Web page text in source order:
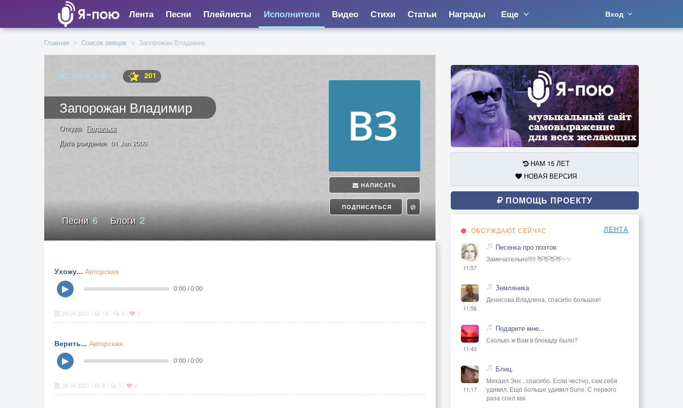
Лента Песни Плейлисты Исполнители Видео Стихи Статьи Награды Еще Вход
Главная Список певцов Запорожан Владимир
ИСПОЛНИТЕЛЬ 201
Запорожан Владимир
НАПИСАТЬ
ПОДПИСАТЬСЯ
Откуда Подольск
Дата рождения 01 Jan 2000
Песни6 Блоги 2
Ухожу... Авторская
▶
0:00 / 0:00
29.04.2021 13 0 0
Верить... Авторская
▶
0:00 / 0:00
29.04.2021 8 0 0
НАМ 15 ЛЕТ
НОВАЯ ВЕРСИЯ
ПОМОЩЬ ПРОЕКТУ
ОБСУЖДАЮТ СЕЙЧАС ЛЕНТА
11:57
Песенка про поэтов
Замечательно!!!!! 👋👋👋👋✨✨
11:56
Земляника
Денисова Владлена, спасибо большое!
11:40
Подарите мне...
Сколько ж Вам в блокаду было?
11:17
Блиц.
Михаил Энс , спасибо. Если честно, сам себя
удивил. Ещё больше удивил Suno. С первого
раза спел как